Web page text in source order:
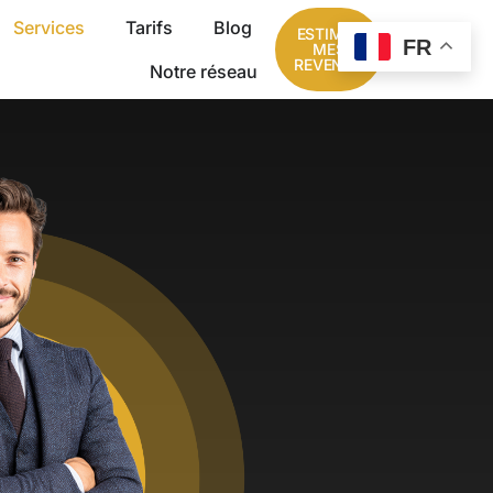
Services Tarifs
Blog
Notre réseau
ESTIMER
MES
REVENUS
FR